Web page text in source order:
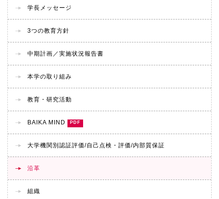
学長メッセージ
3つの教育方針
中期計画／実施状況報告書
本学の取り組み
教育・研究活動
BAIKA MIND
大学機関別認証評価/自己点検・評価/内部質保証
沿革
組織